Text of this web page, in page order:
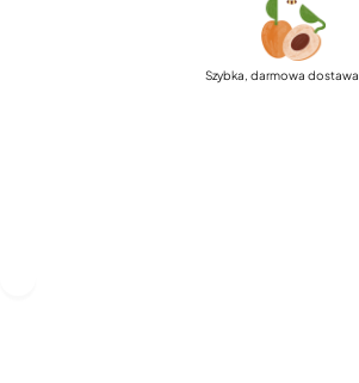
Szybka, darmowa dostawa